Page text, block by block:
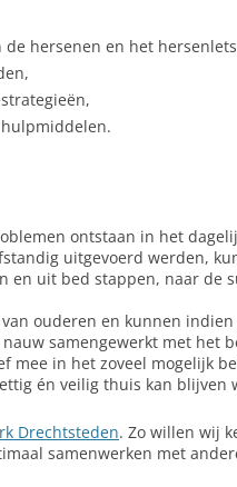
hersenen en het
ontstaan in het
uitgevoerd werden,
en uit bed stappen, naar de
ouderen en kunnen indien
samengewerkt met het
mee in het zoveel mogelijk
én veilig thuis kan blijven
Drechtsteden. Zo willen wij
samenwerken met